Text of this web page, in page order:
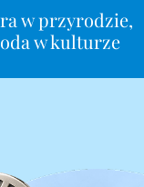
w przyrodzie,
w kulturze